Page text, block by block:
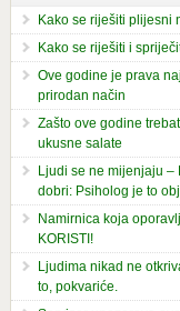
Kako se riješiti plijesni
Kako se riješiti i
Ove godine je prava
prirodan način
Zašto ove godine
ukusne salate
Ljudi se ne mijenjaju –
dobri: Psiholog je to
Namirnica koja
KORISTI!
Ljudima nikad ne
to, pokvariće.